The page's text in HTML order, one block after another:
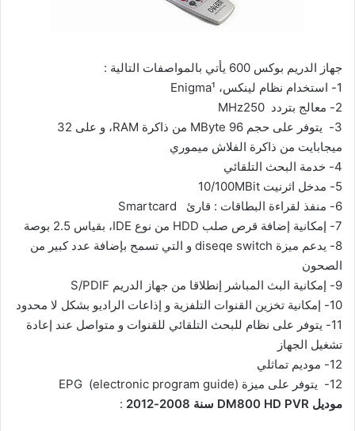
جهاز الدريم بوكس 600 يأتي بالمواصفات التالية :
1-
استخدام نظام لينكس، Enigma¹
2-
معالج بتردد MHz250
3-
يتوفر على حجم 96 MByte من ذاكرة RAM، و على 32
ميجابايت من ذاكرة الفلاش ميموري
4-
خدمة البحث التلقائي
5-
مدخل اثرنيت 10/100MBit
6-
منفذ لقراءة البطاقات : قارئ Smartcard
7-
إمكانية إضافة قرص صلب HDD من نوع IDE، بقياس 2.5 بوصة
8-
يدعم ميزة diseqe switch و التي تسمح بإضافة عدد كبير من
الصحون
9-
إمكانية البث المباشر إنطلاقا من جهاز الدريم S/PDIF
10-
إمكانية تخزين القنوات التلفزية و إذاعات الراديو بشكل لا محدود
11-
يتوفر على نظام للبحث التلقائي للقنوات و متواصل عند إعادة
تشغيل الجهاز
12-
موديم تماثلي
12-
يتوفر على ميزة EPG (electronic program guide)
موديل DM800 HD PVR سنة 2008-2012
: